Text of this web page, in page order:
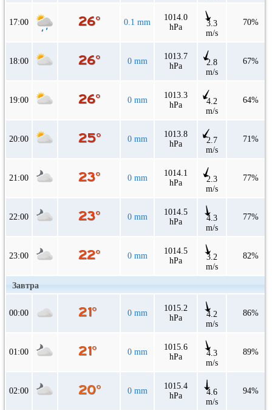
17:00 0.1 mm
1014.0
hPa
3.3
m/s
70%
18:00 0 mm
1013.7
hPa
2.8
m/s
67%
19:00 0 mm
1013.3
hPa
4.2
m/s
64%
20:00 0 mm
1013.8
hPa
2.7
m/s
71%
21:00 0 mm
1014.1
hPa
2.3
m/s
77%
22:00 0 mm
1014.5
hPa
4.3
m/s
77%
23:00 0 mm
1014.5
hPa
3.2
m/s
82%
Завтра
00:00 0 mm
1015.2
hPa
4.2
m/s
86%
01:00 0 mm
1015.6
hPa
4.3
m/s
89%
02:00 0 mm
1015.4
hPa
4.6
m/s
94%